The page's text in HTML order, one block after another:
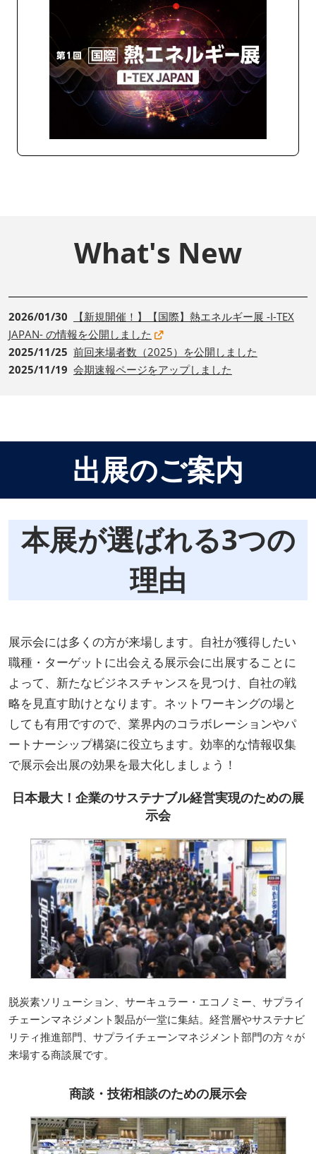
What's New
2026/01/30
【新規開催！】【国際】熱エネルギー展 -I-TEX
JAPAN- の情報を公開しました
2025/11/25 前回来場者数（2025）を公開しました
2025/11/19 会期速報ページをアップしました
出展のご案内
本展が選ばれる3つの
理由
展示会には多くの方が来場します。自社が獲得したい
職種・ターゲットに出会える展示会に出展することに
よって、新たなビジネスチャンスを見つけ、自社の戦
略を見直す助けとなります。ネットワーキングの場と
しても有用ですので、業界内のコラボレーションやパ
ートナーシップ構築に役立ちます。効率的な情報収集
で展示会出展の効果を最大化しましょう！
日本最大！企業のサステナブル経営実現のための展
示会
脱炭素ソリューション、サーキュラー・エコノミー、サプライ
チェーンマネジメント製品が一堂に集結。経営層やサステナビ
リティ推進部門、サプライチェーンマネジメント部門の方々が
来場する商談展です。
商談・技術相談のための展示会